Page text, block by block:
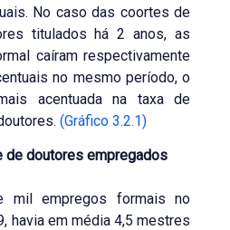
No caso das coortes de
titulados há 2 anos, as
caíram respectivamente
no mesmo período, o
acentuada na taxa de
(Gráfico 3.2.1)
de doutores empregados
mil empregos formais no
havia em média 4,5 mestres